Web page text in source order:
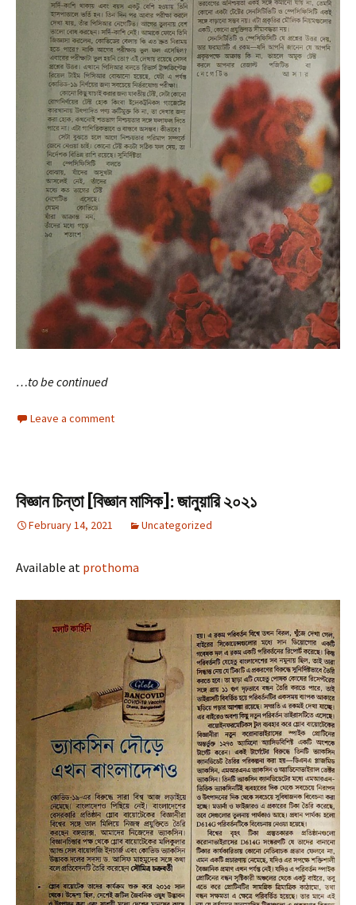
…to be continued
Leave a comment
বিজ্ঞান চিন্তা [বিজ্ঞান মাসিক]: জানুয়ারি ২০২১
February 14, 2021 Uncategorized
Available at prothoma